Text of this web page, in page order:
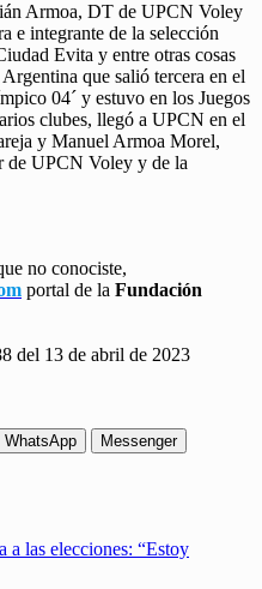
Armoa, DT de UPCN Voley
e integrante de la selección
Evita y entre otras cosas
que salió tercera en el
04´ y estuvo en los Juegos
clubes, llegó a UPCN en el
y Manuel Armoa Morel,
de UPCN Voley y de la
no conociste,
portal de la Fundación
del 13 de abril de 2023
WhatsApp
Messenger
a las elecciones: “Estoy